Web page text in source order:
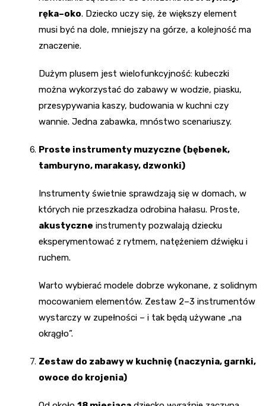
ręka–oko. Dziecko uczy się, że większy element
musi być na dole, mniejszy na górze, a kolejność ma
znaczenie.
Dużym plusem jest wielofunkcyjność: kubeczki
można wykorzystać do zabawy w wodzie, piasku,
przesypywania kaszy, budowania w kuchni czy
wannie. Jedna zabawka, mnóstwo scenariuszy.
Proste instrumenty muzyczne (bębenek,
tamburyno, marakasy, dzwonki)
Instrumenty świetnie sprawdzają się w domach, w
których nie przeszkadza odrobina hałasu. Proste,
akustyczne instrumenty pozwalają dziecku
eksperymentować z rytmem, natężeniem dźwięku i
ruchem.
Warto wybierać modele dobrze wykonane, z solidnym
mocowaniem elementów. Zestaw 2–3 instrumentów
wystarczy w zupełności – i tak będą używane „na
okrągło”.
Zestaw do zabawy w kuchnię (naczynia, garnki,
owoce do krojenia)